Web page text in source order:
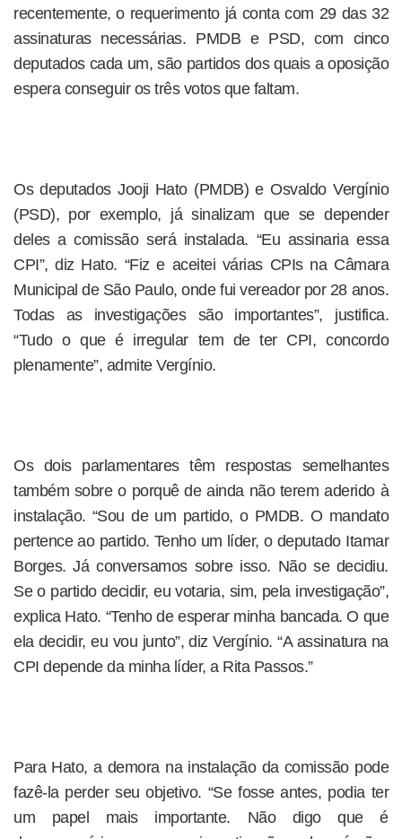
recentemente, o requerimento já conta com 29 das 32
assinaturas necessárias. PMDB e PSD, com cinco
deputados cada um, são partidos dos quais a oposição
espera conseguir os três votos que faltam.
Os deputados Jooji Hato (PMDB) e Osvaldo Vergínio
(PSD), por exemplo, já sinalizam que se depender
deles a comissão será instalada. “Eu assinaria essa
CPI”, diz Hato. “Fiz e aceitei várias CPIs na Câmara
Municipal de São Paulo, onde fui vereador por 28 anos.
Todas as investigações são importantes”, justifica.
“Tudo o que é irregular tem de ter CPI, concordo
plenamente”, admite Vergínio.
Os dois parlamentares têm respostas semelhantes
também sobre o porquê de ainda não terem aderido à
instalação. “Sou de um partido, o PMDB. O mandato
pertence ao partido. Tenho um líder, o deputado Itamar
Borges. Já conversamos sobre isso. Não se decidiu.
Se o partido decidir, eu votaria, sim, pela investigação”,
explica Hato. “Tenho de esperar minha bancada. O que
ela decidir, eu vou junto”, diz Vergínio. “A assinatura na
CPI depende da minha líder, a Rita Passos.”
Para Hato, a demora na instalação da comissão pode
fazê-la perder seu objetivo. “Se fosse antes, podia ter
um papel mais importante. Não digo que é